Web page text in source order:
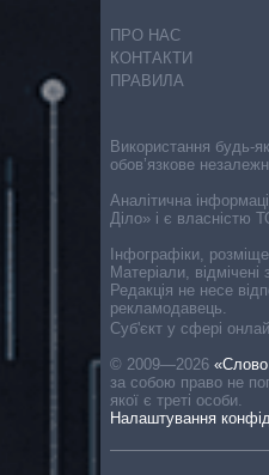
ПРО НАС
КОНТАКТИ
ПРАВИЛА
Cуб'єкт у сфері
© 2009—2026 «Слово
за собою право не
якої є треті особи.
Налаштування
Використання будь-
обов’язкове
Аналітична
Діло» і є власністю
Інфографіки,
Матеріали,
Редакція не несе
рекламодавець.